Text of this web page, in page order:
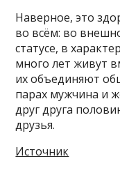
Наверное, это
во всём: во
статусе, в
много лет живут
их объединяют
парах мужчина и
друг друга
друзья.
Источник